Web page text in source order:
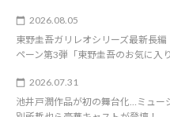
2026.08.05
東野圭吾ガリレオシリーズ最新長
ペーン第3弾「東野圭吾のお気に入
2026.07.31
池井戸潤作品が初の舞台化…ミュー